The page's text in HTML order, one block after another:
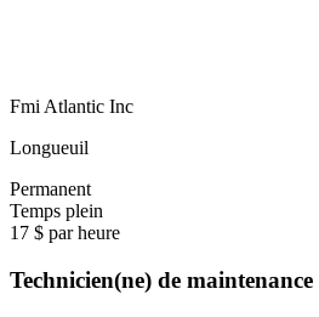
Fmi Atlantic Inc
Longueuil
Permanent
Temps plein
17 $ par heure
Technicien(ne) de maintenance